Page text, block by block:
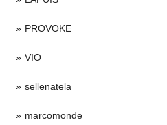
PROVOKE
VIO
sellenatela
marcomonde